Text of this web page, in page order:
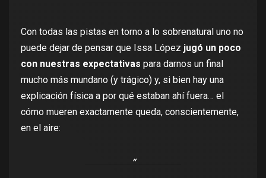
Con todas las pistas en torno a lo sobrenatural uno no
puede dejar de pensar que Issa López jugó un poco
con nuestras expectativas para darnos un final
mucho más mundano (y trágico) y, si bien hay una
explicación física a por qué estaban ahí fuera… el
cómo mueren exactamente queda, conscientemente,
en el aire: